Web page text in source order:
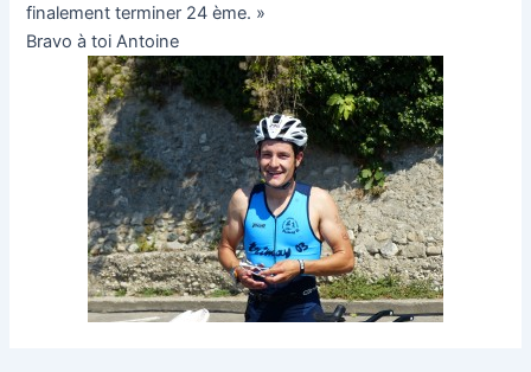
finalement terminer 24 ème. »
Bravo à toi Antoine